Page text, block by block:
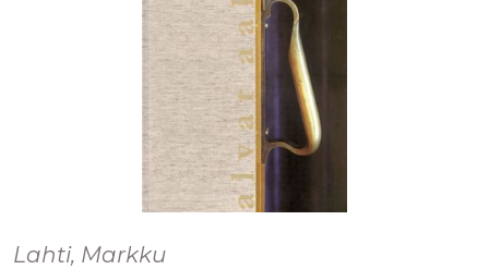
Lahti, Markku